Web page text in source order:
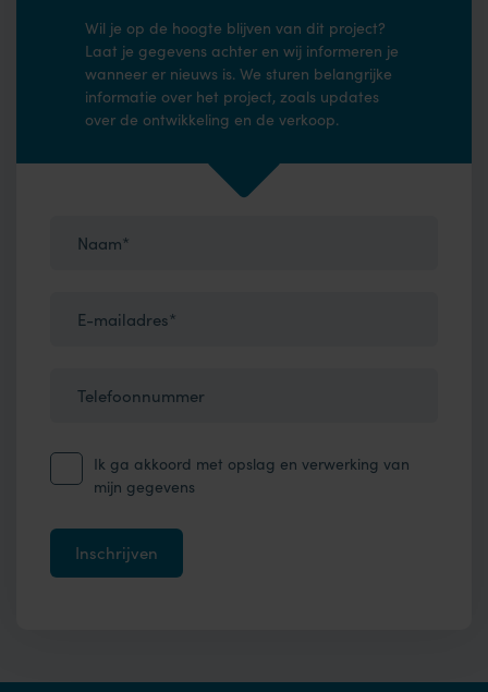
Wil je op de hoogte blijven van dit project?
Laat je gegevens achter en wij informeren je
wanneer er nieuws is. We sturen belangrijke
informatie over het project, zoals updates
over de ontwikkeling en de verkoop.
Naam*
E-mailadres*
Telefoonnummer
Ik ga akkoord met opslag en verwerking van
mijn gegevens